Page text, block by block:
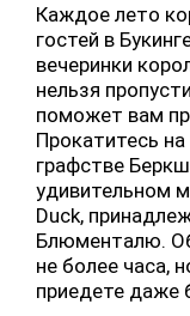
Каждое лето
гостей в
вечеринки
нельзя
поможет вам
Прокатитесь
графстве
удивительном
Duck,
Блюменталю.
не более часа,
приедете даже